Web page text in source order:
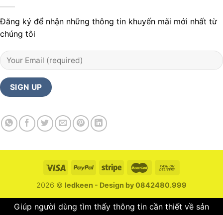
Đăng ký để nhận những thông tin khuyến mãi mới nhất từ
chúng tôi
2026 © ledkeen - Design by 0842480.999
Giúp người dùng tìm thấy thông tin cần thiết về sản